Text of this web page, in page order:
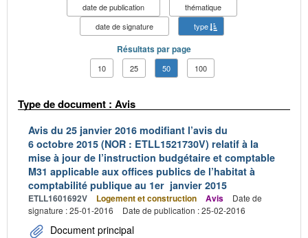
date de publication
thématique
date de signature
type
Résultats par page
10 25 50 100
Type de document : Avis
Avis du 25 janvier 2016 modifiant l’avis du
6 octobre 2015 (NOR : ETLL1521730V) relatif à la
mise à jour de l’instruction budgétaire et comptable
M31 applicable aux offices publics de l’habitat à
comptabilité publique au 1er janvier 2015
ETLL1601692V Logement et construction Avis
Date de
signature : 25-01-2016
Date de publication : 25-02-2016
Document principal